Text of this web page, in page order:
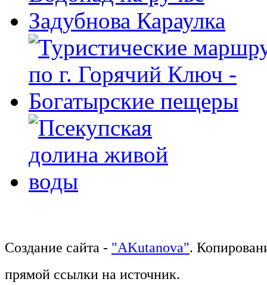
Создание сайта - "AKutanova".
прямой ссылки на источник.